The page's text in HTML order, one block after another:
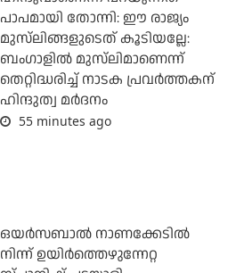
പാപമായി തോന്നി: ഈ രാജ്യം
മുസ്‌ലിങ്ങളുടെത് കൂടിയല്ലേ:
ബംഗാളില്‍ മുസ്‌ലിമാണെന്ന്
തെറ്റിദ്ധരിച്ച് നാടക പ്രവര്‍ത്തകന്
ഹിന്ദുത്വ മര്‍ദനം
55 minutes ago
ഒയര്‍സബാൽ നാണക്കേടിൽ
നിന്ന് ഉയിർത്തെഴുന്നേറ്റ